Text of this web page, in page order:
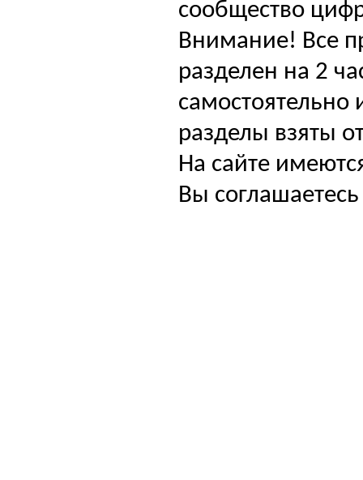
сообщество
Внимание! Все
разделен на 2
самостоятельно
разделы взяты
На сайте
Вы